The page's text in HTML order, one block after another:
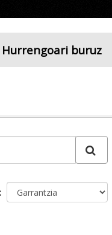
Hurrengoari buruz